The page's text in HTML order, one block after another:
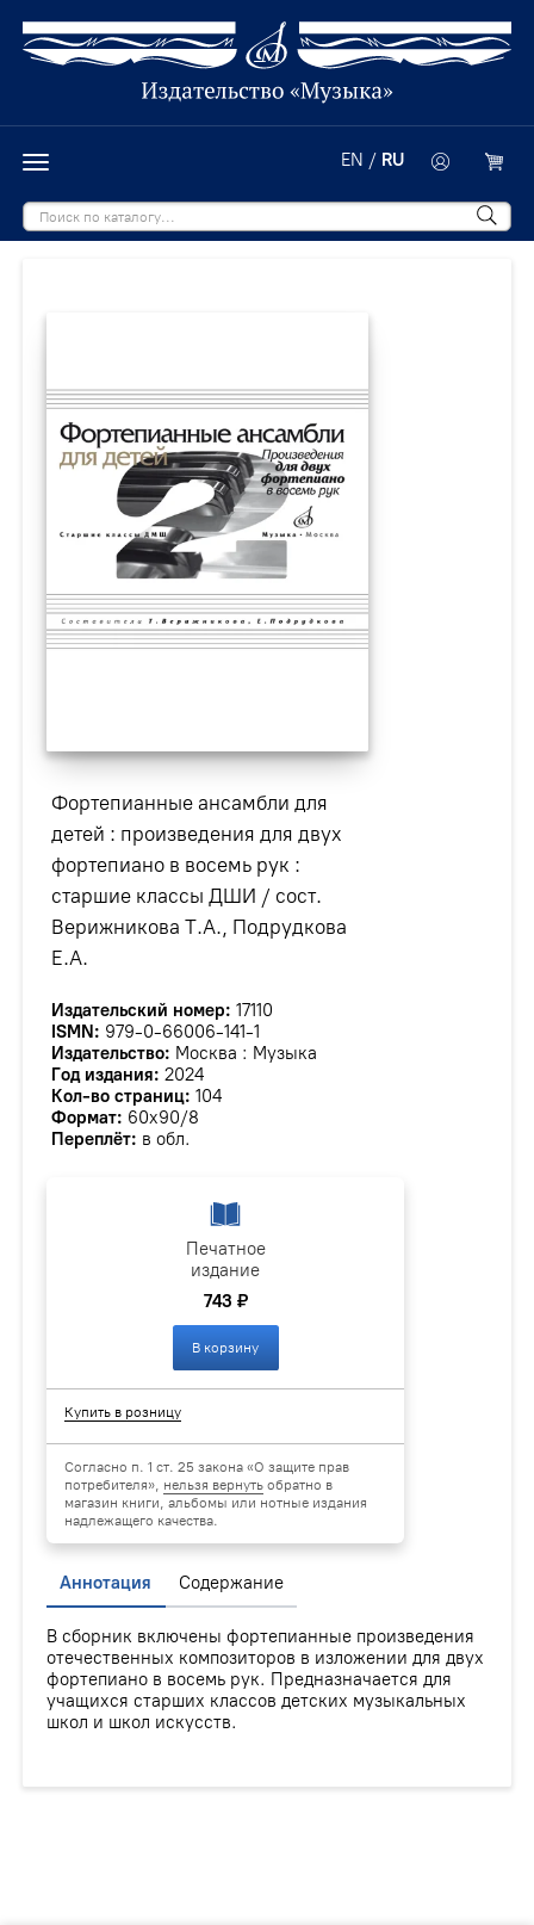
EN / RU
Фортепианные ансамбли для
детей : произведения для двух
фортепиано в восемь рук :
старшие классы ДШИ / сост.
Верижникова Т.А., Подрудкова
Е.А.
Издательский номер: 17110
ISMN: 979-0-66006-141-1
Издательство: Москва : Музыка
Год издания: 2024
Кол-во страниц: 104
Формат: 60х90/8
Переплёт: в обл.
Печатное
издание
743 ₽
В корзину
Купить в розницу
Согласно п. 1 ст. 25 закона «О защите прав
потребителя», нельзя вернуть обратно в
магазин книги, альбомы или нотные издания
надлежащего качества.
Аннотация Содержание
В сборник включены фортепианные произведения
отечественных композиторов в изложении для двух
фортепиано в восемь рук. Предназначается для
учащихся старших классов детских музыкальных
школ и школ искусств.